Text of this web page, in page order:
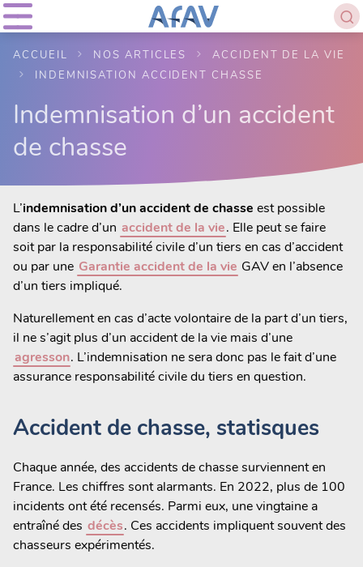
ACCUEIL NOS ARTICLES
ACCIDENT DE LA VIE
INDEMNISATION ACCIDENT CHASSE
Indemnisation d’un accident
de chasse
L’indemnisation d’un accident de chasse est possible
dans le cadre d’un accident de la vie. Elle peut se faire
soit par la responsabilité civile d’un tiers en cas d’accident
ou par une Garantie accident de la vie GAV en l’absence
d’un tiers impliqué.
Naturellement en cas d’acte volontaire de la part d’un tiers,
il ne s’agit plus d’un accident de la vie mais d’une
agresson. L’indemnisation ne sera donc pas le fait d’une
assurance responsabilité civile du tiers en question.
Accident de chasse, statisques
Chaque année, des accidents de chasse surviennent en
France. Les chiffres sont alarmants. En 2022, plus de 100
incidents ont été recensés. Parmi eux, une vingtaine a
entraîné des décès. Ces accidents impliquent souvent des
chasseurs expérimentés.